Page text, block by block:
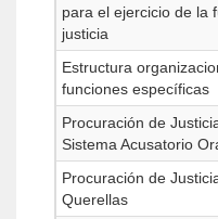
para el ejercicio de la
justicia
Estructura
funciones específicas
Procuración de
Sistema Acusatorio
Procuración de
Querellas